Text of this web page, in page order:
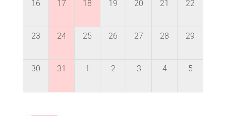
16 17 18 19 20 21 22
23 24 25 26 27 28 29
30 31 1 2 3 4 5